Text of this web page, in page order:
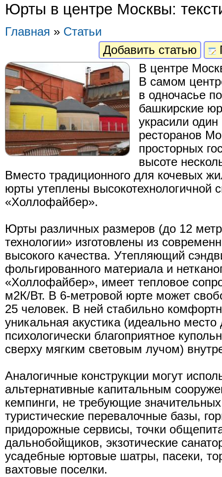
Юрты в центре Москвы:
Главная » Статьи
Добавить статью
В центре
В самом
в одночасье
башкирские
украсили один
ресторанов
просторных
высоте
Вместо традиционного для кочевых
юрты утеплены высокотехнологичной
«Холлофайбер».
Юрты различных размеров (до 12
технологии» изготовлены из
высокого качества. Утепляющий
фольгированного материала и
«Холлофайбер», имеет тепловое
м2К/Вт. В 6-метровой юрте может
25 человек. В ней стабильно
уникальная акустика (идеально
психологически благоприятное
сверху мягким световым лучом)
Аналогичные конструкции могут
альтернативные капитальным
кемпинги, не требующие
туристические перевалочные базы,
придорожные сервисы, точки
дальнобойщиков, экзотические
усадебные юртовые шатры, пасеки,
вахтовые поселки.